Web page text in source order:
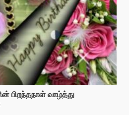
பிறந்தநாள் வாழ்த்து